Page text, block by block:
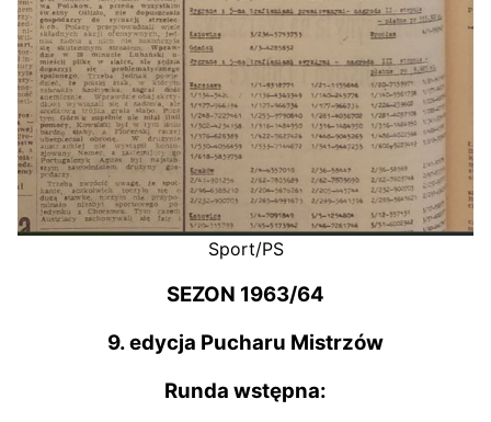
Sport/PS
SEZON 1963/64
9. edycja Pucharu Mistrzów
Runda wstępna: